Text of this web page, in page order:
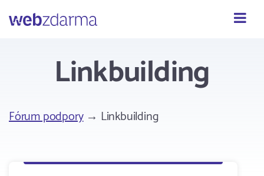
Webzdarma
Linkbuilding
Fórum podpory→ Linkbuilding